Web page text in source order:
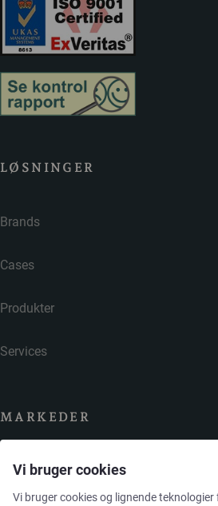
LØSNINGER
Brands
Cases
Produkter
Services
MARKEDER
Food & Beverage
Vi bruger cookies
Vi bruger cookies og lignende teknologier